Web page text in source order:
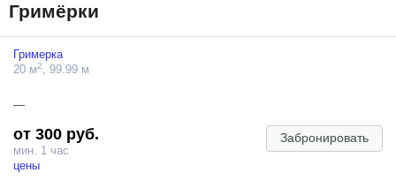
Гримёрки
Гримерка
20 м2, 99.99 м
—
от 300 руб.
мин. 1 час
цены
Забронировать